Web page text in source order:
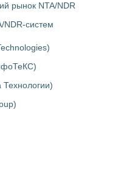
рынок NTA/NDR
NDR-систем